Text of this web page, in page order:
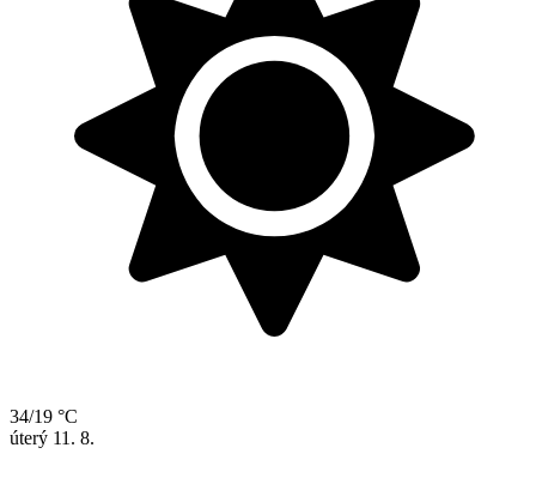
34/19 °C
úterý 11. 8.